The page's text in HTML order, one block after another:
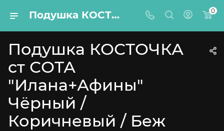
Подушка КОСТОЧКА ст СОТА "Илана+Афины" Чёрный / Коричневый / Беж 0
Подушка КОСТОЧКА
ст СОТА
"Илана+Афины"
Чёрный /
Коричневый / Беж